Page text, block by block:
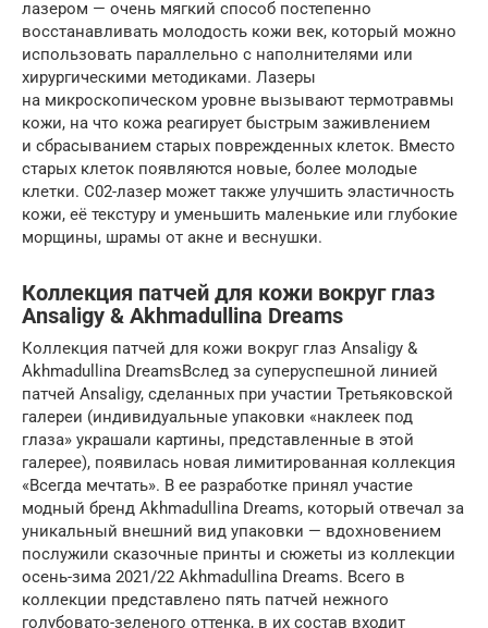
лазером — очень мягкий способ постепенно
восстанавливать молодость кожи век, который можно
использовать параллельно с наполнителями или
хирургическими методиками. Лазеры
на микроскопическом уровне вызывают термотравмы
кожи, на что кожа реагирует быстрым заживлением
и сбрасыванием старых поврежденных клеток. Вместо
старых клеток появляются новые, более молодые
клетки. C02-лазер может также улучшить эластичность
кожи, её текстуру и уменьшить маленькие или глубокие
морщины, шрамы от акне и веснушки.
Коллекция патчей для кожи вокруг глаз
Ansaligy & Akhmadullina Dreams
Коллекция патчей для кожи вокруг глаз Ansaligy &
Akhmadullina DreamsВслед за суперуспешной линией
патчей Ansaligy, сделанных при участии Третьяковской
галереи (индивидуальные упаковки «наклеек под
глаза» украшали картины, представленные в этой
галерее), появилась новая лимитированная коллекция
«Всегда мечтать». В ее разработке принял участие
модный бренд Akhmadullina Dreams, который отвечал за
уникальный внешний вид упаковки — вдохновением
послужили сказочные принты и сюжеты из коллекции
осень-зима 2021/22 Akhmadullina Dreams. Всего в
коллекции представлено пять патчей нежного
голубовато-зеленого оттенка, в их состав входит